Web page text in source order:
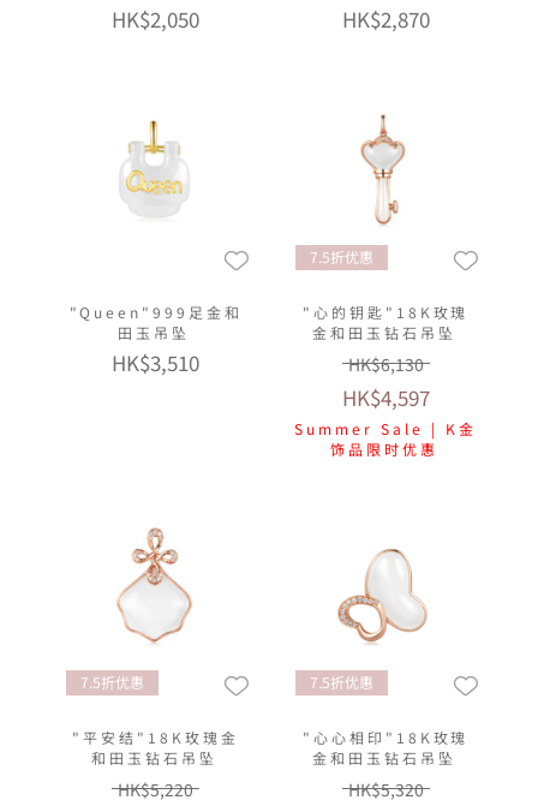
HK$2,050 HK$2,870
"Queen"999足金和
田玉吊坠
HK$3,510
7.5折优惠
"心的钥匙"18K玫瑰
金和田玉钻石吊坠
HK$6,130
HK$4,597
Summer Sale | K金
饰品限时优惠
7.5折优惠
"平安结"18K玫瑰金
和田玉钻石吊坠
HK$5,220
7.5折优惠
"心心相印"18K玫瑰
金和田玉钻石吊坠
HK$5,320